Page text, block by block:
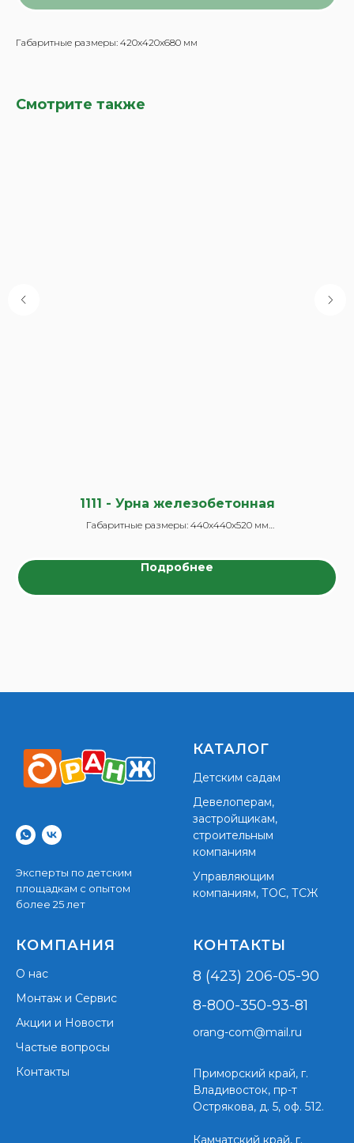
Габаритные размеры: 420x420x680 мм
Смотрите также
1111 - Урна железобетонная
Габаритные размеры: 440x440x520 мм
Подробнее
Эксперты по детским
площадкам с опытом
более 25 лет
КАТАЛОГ
Детским садам
Девелоперам,
застройщикам,
строительным
компаниям
Управляющим
компаниям, ТОС, ТСЖ
КОМПАНИЯ
О нас
Монтаж и Сервис
Акции и Новости
Частые вопросы
Контакты
КОНТАКТЫ
8 (423) 206-05-90
8-800-350-93-81
orang-com@mail.ru
Приморский край, г.
Владивосток, пр-т
Острякова, д. 5, оф. 512.
Камчатский край, г.